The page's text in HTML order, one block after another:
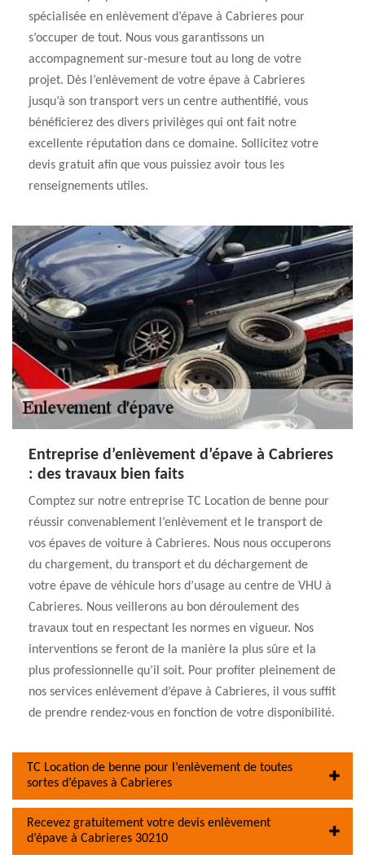
spécialisée en enlèvement d’épave à Cabrieres pour
s’occuper de tout. Nous vous garantissons un
accompagnement sur-mesure tout au long de votre
projet. Dès l’enlèvement de votre épave à Cabrieres
jusqu’à son transport vers un centre authentifié, vous
bénéficierez des divers privilèges qui ont fait notre
excellente réputation dans ce domaine. Sollicitez votre
devis gratuit afin que vous puissiez avoir tous les
renseignements utiles.
Entreprise d’enlèvement d’épave à Cabrieres
: des travaux bien faits
Comptez sur notre entreprise TC Location de benne pour
réussir convenablement l’enlèvement et le transport de
vos épaves de voiture à Cabrieres. Nous nous occuperons
du chargement, du transport et du déchargement de
votre épave de véhicule hors d’usage au centre de VHU à
Cabrieres. Nous veillerons au bon déroulement des
travaux tout en respectant les normes en vigueur. Nos
interventions se feront de la manière la plus sûre et la
plus professionnelle qu’il soit. Pour profiter pleinement de
nos services enlèvement d’épave à Cabrieres, il vous suffit
de prendre rendez-vous en fonction de votre disponibilité.
TC Location de benne pour l’enlèvement de toutes
sortes d’épaves à Cabrieres
Recevez gratuitement votre devis enlèvement
d’épave à Cabrieres 30210